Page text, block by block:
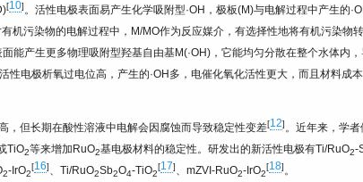
[10]。活性电极表面易产生化学吸附型·OH，极板(M)与电解过程中产生的
机污染物的电解过程中，M/MO作为反应媒介，有选择性地将有机污染物
能产生更多物理吸附型羟基自由基M(·OH)，它能均匀分散在整个水体内
性电极析氧过电位高，产生的·OH多，电催化氧化活性更大，而且材料成
，但长期在酸性溶液中电解会因腐蚀而导致稳定性变差[12]。近年来，学者
TiO2等来增加RuO2基电极材料的稳定性。研发出的新活性电极有Ti/RuO2-
2-IrO2
[16]、Ti/RuO2Sb2O4-TiO2
[17]、mZVI-RuO2-IrO2
[18]。